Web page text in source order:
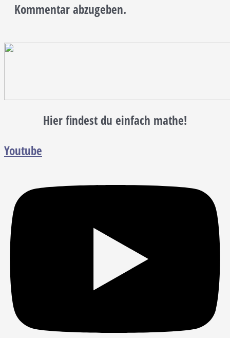
Kommentar abzugeben.
Hier findest du einfach mathe!
Youtube